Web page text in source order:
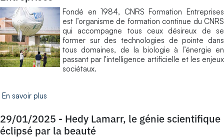
Fondé en 1984, CNRS Formation Entreprises
est l’organisme de formation continue du CNRS
qui accompagne tous ceux désireux de se
former sur des technologies de pointe dans
tous domaines, de la biologie à l’énergie en
passant par l'intelligence artificielle et les enjeux
sociétaux.
En savoir plus
29/01/2025 - Hedy Lamarr, le génie scientifique
éclipsé par la beauté